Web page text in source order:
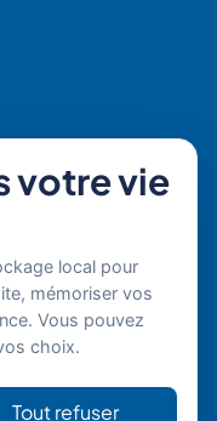
légales
votre vie
local pour
mémoriser vos
Vous pouvez
choix.
Tout refuser